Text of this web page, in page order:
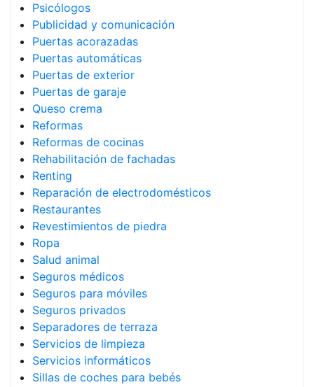
Psicólogos
Publicidad y comunicación
Puertas acorazadas
Puertas automáticas
Puertas de exterior
Puertas de garaje
Queso crema
Reformas
Reformas de cocinas
Rehabilitación de fachadas
Renting
Reparación de electrodomésticos
Restaurantes
Revestimientos de piedra
Ropa
Salud animal
Seguros médicos
Seguros para móviles
Seguros privados
Separadores de terraza
Servicios de limpieza
Servicios informáticos
Sillas de coches para bebés